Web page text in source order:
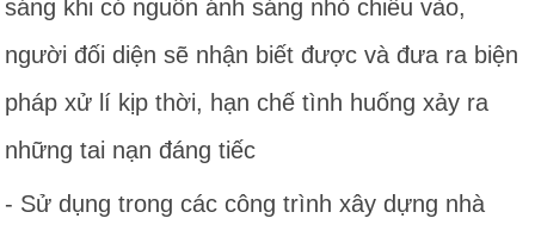
sáng khi có nguồn ánh sáng nhỏ chiếu vào,
người đối diện sẽ nhận biết được và đưa ra biện
pháp xử lí kịp thời, hạn chế tình huống xảy ra
những tai nạn đáng tiếc
- Sử dụng trong các công trình xây dựng nhà